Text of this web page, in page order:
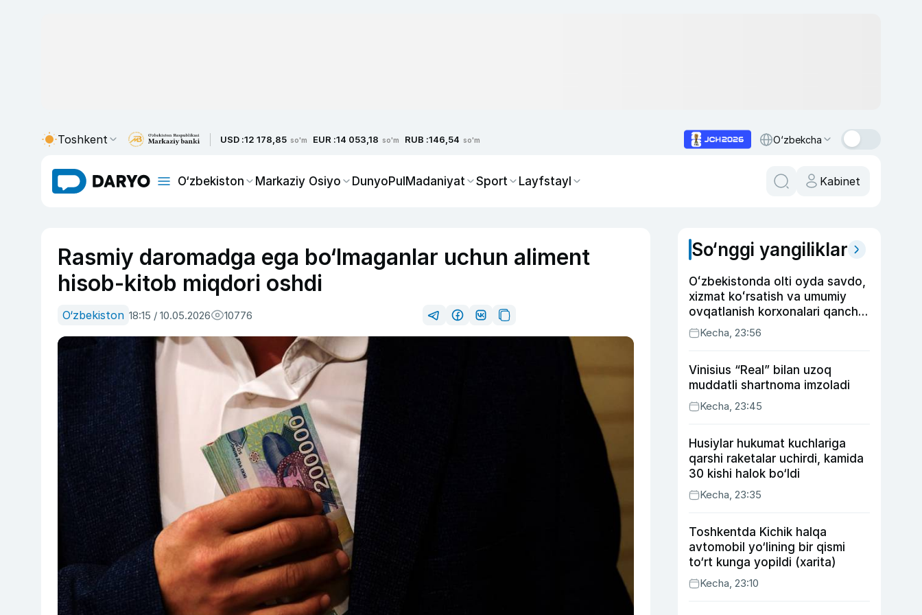
Toshkent USD :12 178,85 so'm EUR :14 053,18 so'm RUB :146,54 so'm O‘zbekcha
O‘zbekiston Markaziy Osiyo DunyoPulMadaniyat Sport Layfstayl Kabinet
Rasmiy daromadga ega bo‘lmaganlar uchun aliment
hisob-kitob miqdori oshdi
O‘zbekiston 18:15 / 10.05.2026 10776
So‘nggi yangiliklar
Oʻzbekistonda olti oyda savdo,
xizmat koʻrsatish va umumiy
ovqatlanish korxonalari qancha
soliq toʻlagani ochiqlandi
Kecha, 23:56
Vinisius “Real” bilan uzoq
muddatli shartnoma imzoladi
Kecha, 23:45
Husiylar hukumat kuchlariga
qarshi raketalar uchirdi, kamida
30 kishi halok bo‘ldi
Kecha, 23:35
Toshkentda Kichik halqa
avtomobil yo‘lining bir qismi
to‘rt kunga yopildi (xarita)
Kecha, 23:10